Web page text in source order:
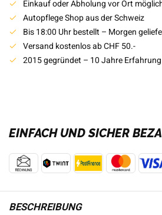
Einkauf oder Abholung vor Ort
Autopflege Shop aus der Schweiz
Bis 18:00 Uhr bestellt – Morgen
Versand kostenlos ab CHF 50.-
2015 gegründet – 10 Jahre Erfahrung
EINFACH UND SICHER
BESCHREIBUNG